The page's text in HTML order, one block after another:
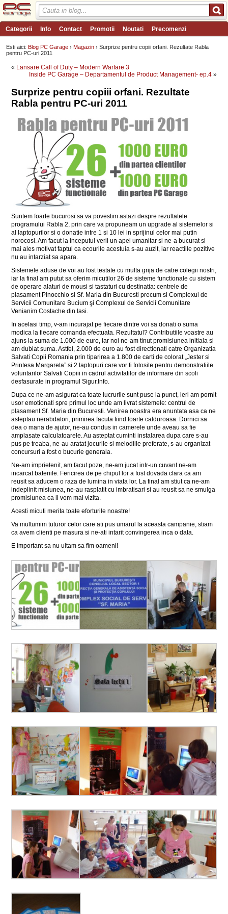
Categorii Info Contact Promotii Noutati Precomenzi
Review-uri Wishlist PC Garage TV Forum Blog Angajari
Esti aici:Blog PC Garage ›Magazin › Surprize pentru copiii orfani. Rezultate Rabla
pentru PC-uri 2011
« Lansare Call of Duty – Modern Warfare 3
Inside PC Garage – Departamentul de Product Management- ep.4»
Surprize pentru copiii orfani. Rezultate
Rabla pentru PC-uri 2011
Suntem foarte bucurosi sa va povestim astazi despre rezultatele
programului Rabla 2, prin care va propuneam un upgrade al sistemelor si
al laptopurilor si o donatie intre 1 si 10 lei in sprijinul celor mai putin
norocosi. Am facut la inceputul verii un apel umanitar si ne-a bucurat si
mai ales motivat faptul ca ecourile acestuia s-au auzit, iar reactiile pozitive
nu au intarziat sa apara.
Sistemele aduse de voi au fost testate cu multa grija de catre colegii nostri,
iar la final am putut sa oferim micutilor 26 de sisteme functionale cu sistem
de operare alaturi de mousi si tastaturi cu destinatia: centrele de
plasament Pinocchio si Sf. Maria din Bucuresti precum si Complexul de
Servicii Comunitare Bucium şi Complexul de Servicii Comunitare
Venianim Costache din Iasi.
In acelasi timp, v-am incurajat pe fiecare dintre voi sa donati o suma
modica la fiecare comanda efectuata. Rezultatul? Contributiile voastre au
ajuns la suma de 1.000 de euro, iar noi ne-am tinut promisiunea initiala si
am dublat suma. Astfel, 2.000 de euro au fost directionati catre Organizatia
Salvati Copii Romania prin tiparirea a 1.800 de carti de colorat „Jester si
Printesa Margareta” si 2 laptopuri care vor fi folosite pentru demonstratiile
voluntarilor Salvati Copiii in cadrul activitatilor de informare din scoli
desfasurate in programul Sigur.Info.
Dupa ce ne-am asigurat ca toate lucrurile sunt puse la punct, ieri am pornit
usor emotionati spre primul loc unde am livrat sistemele: centrul de
plasament Sf. Maria din Bucuresti. Venirea noastra era anuntata asa ca ne
asteptau nerabdatori, primirea facuta fiind foarte calduroasa. Dornici sa
dea o mana de ajutor, ne-au condus in camerele unde aveau sa fie
amplasate calculatoarele. Au asteptat cuminti instalarea dupa care s-au
pus pe treaba, ne-au aratat jocurile si melodiile preferate, s-au organizat
concursuri a fost o bucurie generala.
Ne-am imprietenit, am facut poze, ne-am jucat intr-un cuvant ne-am
incarcat bateriile. Fericirea de pe chipul lor a fost dovada clara ca am
reusit sa aducem o raza de lumina in viata lor. La final am stiut ca ne-am
indeplinit misiunea, ne-au rasplatit cu imbratisari si au reusit sa ne smulga
promisiunea ca ii vom mai vizita.
Acesti micuti merita toate eforturile noastre!
Va multumim tuturor celor care ati pus umarul la aceasta campanie, stiam
ca avem clienti pe masura si ne-ati intarit convingerea inca o data.
E important sa nu uitam sa fim oameni!